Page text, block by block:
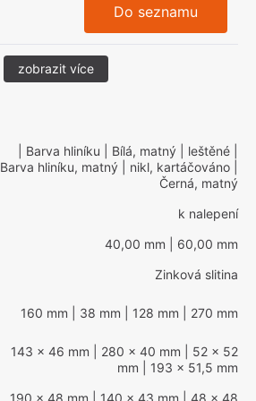
Do seznamu
zobrazit více
| Barva hliníku | Bílá, matný | leštěné
Barva hliníku, matný | nikl, kartáčováno
Černá, matný
k nalepení
40,00 mm | 60,00 mm
Zinková slitina
160 mm | 38 mm | 128 mm | 270 mm
143 x 46 mm | 280 x 40 mm | 52 x 52
mm | 193 x 51,5 mm
190 x 48 mm | 140 x 43 mm | 48 x 48